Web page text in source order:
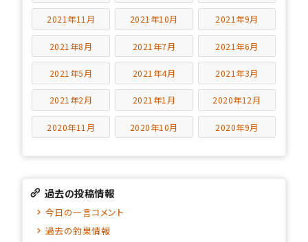
2021年11月 2021年10月 2021年9月
2021年8月 2021年7月 2021年6月
2021年5月 2021年4月 2021年3月
2021年2月 2021年1月 2020年12月
2020年11月 2020年10月 2020年9月
過去の投稿情報
今日の一言コメント
過去の釣果情報